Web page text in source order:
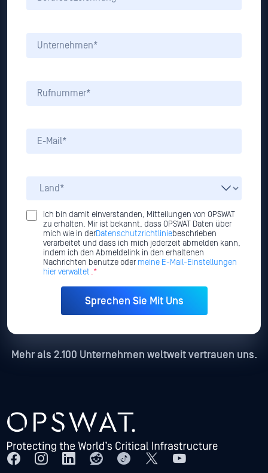
Ich bin damit einverstanden, Mitteilungen von OPSWAT
zu erhalten. Mir ist bekannt, dass OPSWAT Daten über
mich wie in derDatenschutzrichtliniebeschrieben
verarbeitet und dass ich mich jederzeit abmelden kann,
indem ich den Abmeldelink in den erhaltenen
Nachrichten benutze oder meine E-Mail-Einstellungen
hier verwaltet .*
Mehr als 2.100 Unternehmen weltweit vertrauen uns.